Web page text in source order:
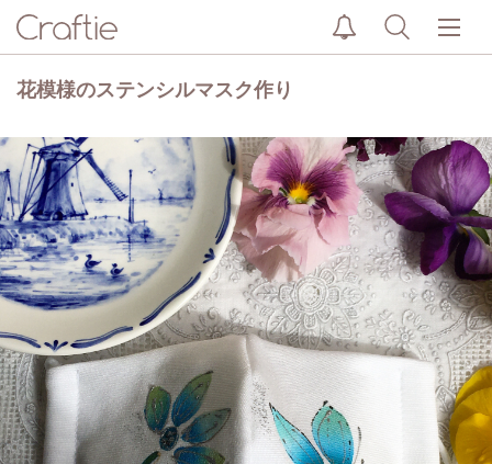
花模様のステンシルマスク作り